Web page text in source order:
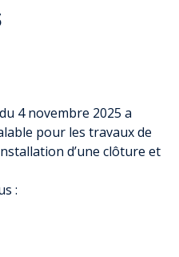
4 novembre 2025 a
pour les travaux de
d’une clôture et
: